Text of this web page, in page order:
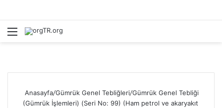
Menü
Anasayfa/Gümrük Genel Tebliğleri/Gümrük Genel Tebliği
(Gümrük İşlemleri) (Seri No: 99) (Ham petrol ve akaryakıt